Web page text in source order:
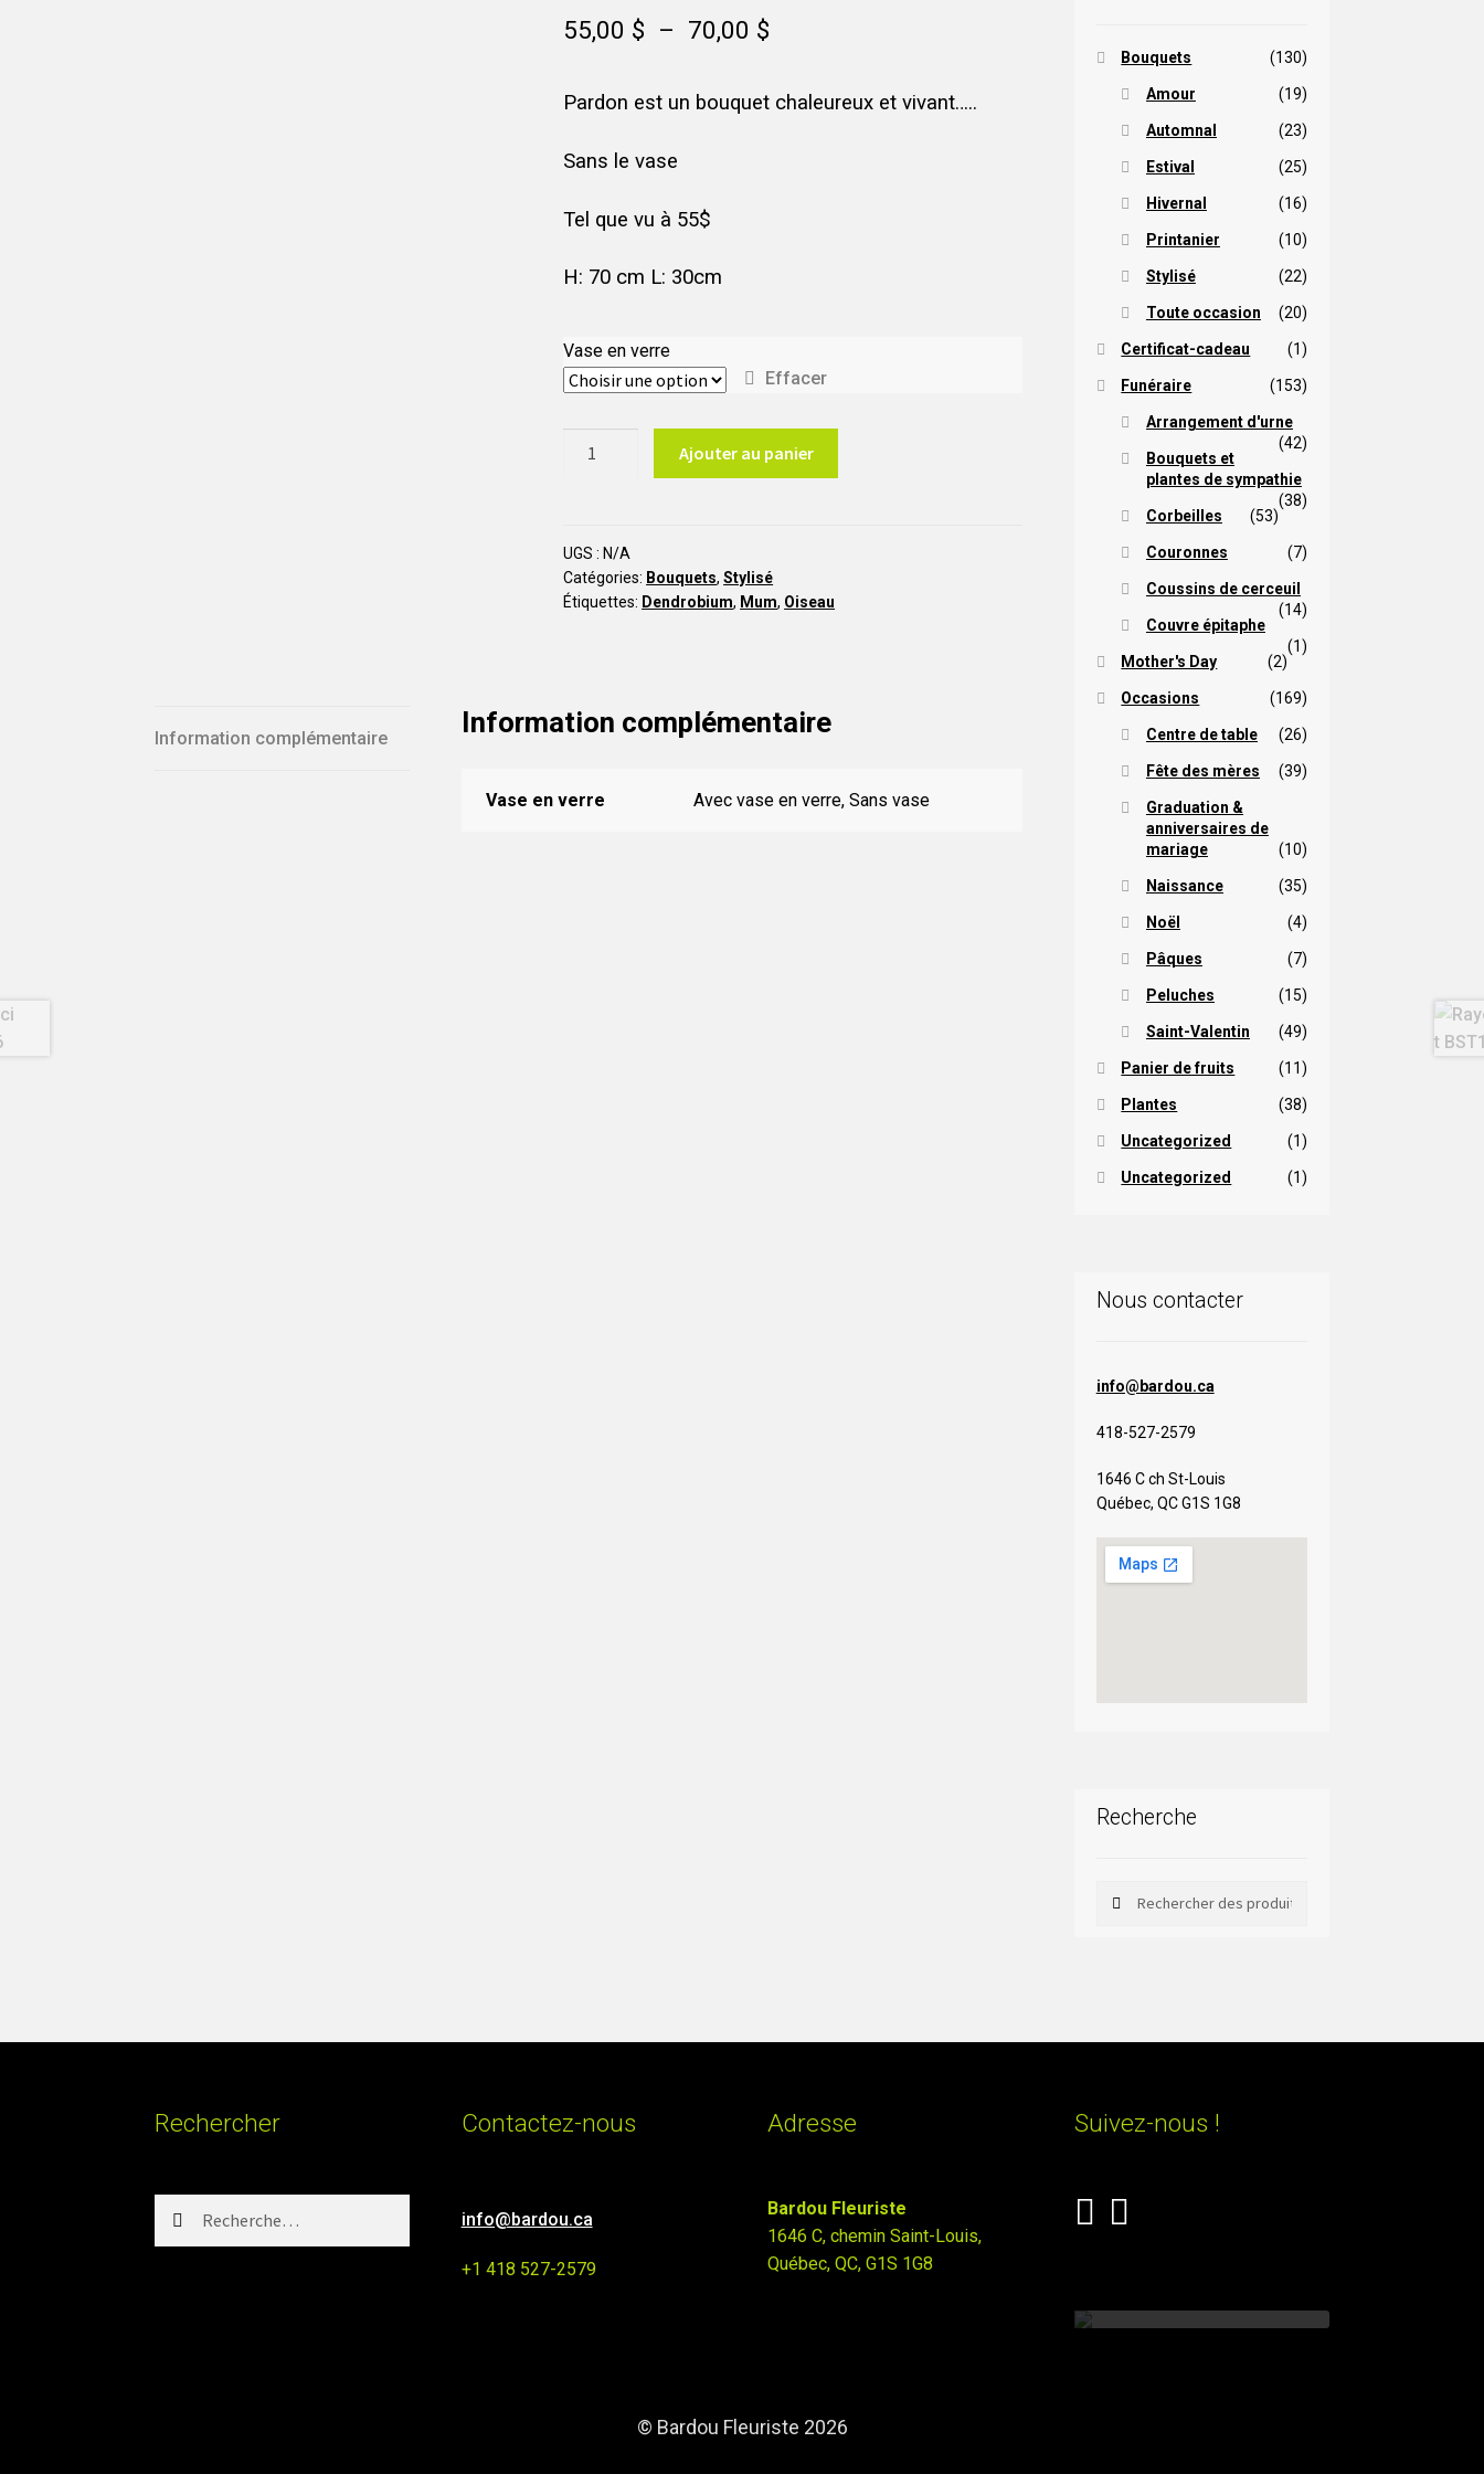
55,00 $ – 70,00 $
prix :
Pardon est un bouquet chaleureux et vivant…..
Sans le vase
Tel que vu à 55$
H: 70 cm L: 30cm
Vase en verre
Effacer
Ajouter au panier
UGS :N/A
Catégories: Bouquets,Stylisé
Étiquettes: Dendrobium, Mum, Oiseau
Information complémentaire Information complémentaire
Vase en verre Avec vase en verre, Sans vase
Bouquets (130)
Amour (19)
Automnal (23)
Estival (25)
Hivernal (16)
Printanier (10)
Stylisé (22)
Toute occasion (20)
Certificat-cadeau (1)
Funéraire (153)
Arrangement d'urne
(42)
Bouquets et
plantes de sympathie
(38)
Corbeilles
(53)
Couronnes (7)
Coussins de cerceuil
(14)
Couvre épitaphe
(1)
Mother's Day
(2)
Occasions (169)
Centre de table (26)
Fête des mères (39)
Graduation &
anniversaires de
mariage
(10)
Naissance (35)
Noël (4)
Pâques (7)
Peluches (15)
Saint-Valentin (49)
Panier de fruits (11)
Plantes (38)
Uncategorized (1)
Uncategorized (1)
Nous contacter
info@bardou.ca
418-527-2579
1646 C ch St-Louis
Québec, QC G1S 1G8
Recherche
Rechercher Contactez-nous
info@bardou.ca
+1 418 527-2579
Adresse
Bardou Fleuriste
1646 C, chemin Saint-Louis,
Québec, QC, G1S 1G8
Suivez-nous !
© Bardou Fleuriste 2026